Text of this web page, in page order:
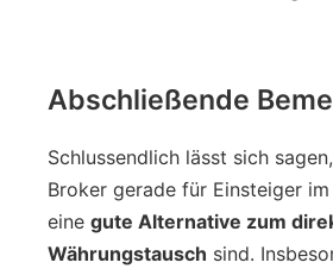
Abschließende
Schlussendlich lässt sich
Broker gerade für Einsteiger
eine gute Alternative zum
Währungstausch sind.